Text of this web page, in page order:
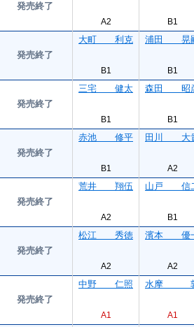
発売終了
A2 B1
発売終了
大町 利克
B1
浦田 晃
B1
発売終了
三宅 健太
B1
森田 昭
B1
発売終了
赤池 修平
B1
田川 大
A2
発売終了
荒井 翔伍
A2
山戸 信
B1
発売終了
松江 秀徳
A2
濱本 優
A2
発売終了
中野 仁照
A1
水摩
A1